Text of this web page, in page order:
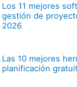
Los 11 mejores
gestión de
2026
Las 10 mejores
planificación